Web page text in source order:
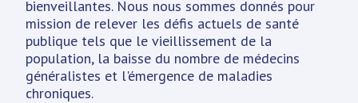
bienveillantes. Nous nous sommes donnés pour
mission de relever les défis actuels de santé
publique tels que le vieillissement de la
population, la baisse du nombre de médecins
généralistes et l'émergence de maladies
chroniques.